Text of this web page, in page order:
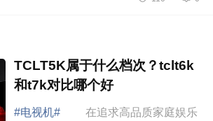
e5npro+测评怎么样？海信e5npro+是
TCLT5K属于什么档次？tclt6k
和t7k对比哪个好
#电视机#
在追求高品质家庭娱乐